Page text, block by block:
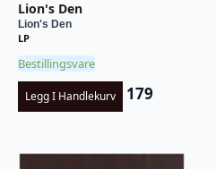
Lion's Den
Lion's Den
LP
Bestillingsvare
Legg I Handlekurv 179